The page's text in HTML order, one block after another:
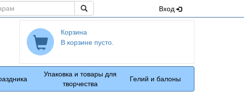
Вход
Корзина
В корзине пусто.
Упаковка и товары для
творчества
Гелий и балоны